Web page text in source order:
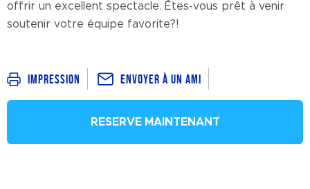
offrir un excellent spectacle. Êtes-vous prêt à venir
soutenir votre équipe favorite?!
Impression Envoyer à un ami
RESERVE MAINTENANT